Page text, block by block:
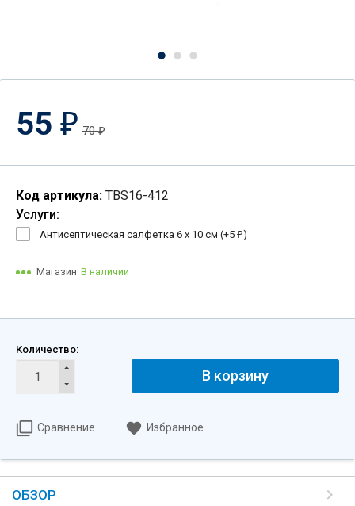
55 ₽ 70₽
Код артикула: TBS16-412
Услуги:
Антисептическая салфетка 6 х 10 см (+5 ₽)
Магазин В наличии
Количество:
В корзину
Сравнение Избранное
ОБЗОР